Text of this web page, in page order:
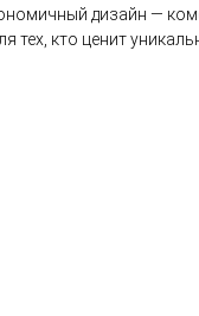
дизайн —
тех, кто ценит